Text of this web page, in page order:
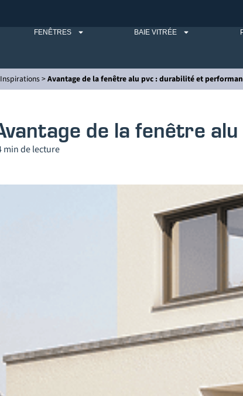
FENÊTRES BAIE VITRÉE
Inspirations>Avantage de la fenêtre alu pvc : durabilité et
de la fenêtre
min de lecture